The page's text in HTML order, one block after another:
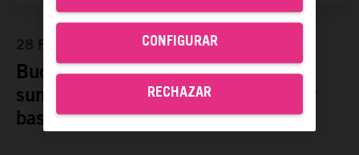
28 Feb, 2022
Buceadores voluntarios que se
sumergen en los mares para recoger
basura.
RECHAZAR
CONFIGURAR